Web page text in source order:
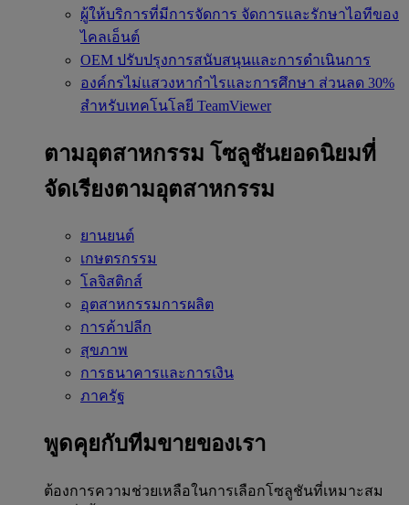
ผู้ให้บริการที่มีการจัดการ จัดการและรักษาไอทีของ
ไคลเอ็นต์
OEM ปรับปรุงการสนับสนุนและการดำเนินการ
องค์กรไม่แสวงหากำไรและการศึกษา ส่วนลด 30%
สำหรับเทคโนโลยี TeamViewer
ตามอุตสาหกรรม โซลูชันยอดนิยมที่
จัดเรียงตามอุตสาหกรรม
ยานยนต์
เกษตรกรรม
โลจิสติกส์
อุตสาหกรรมการผลิต
การค้าปลีก
สุขภาพ
การธนาคารและการเงิน
ภาครัฐ
พูดคุยกับทีมขายของเรา
ต้องการความช่วยเหลือในการเลือกโซลูชันที่เหมาะสม